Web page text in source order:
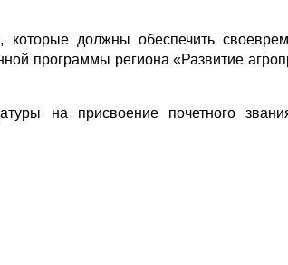
должны обеспечить
программы региона «Развитие
на присвоение почетного